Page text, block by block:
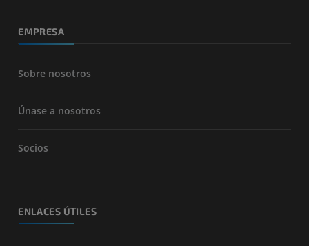
EMPRESA
Sobre nosotros
Únase a nosotros
Socios
ENLACES ÚTILES